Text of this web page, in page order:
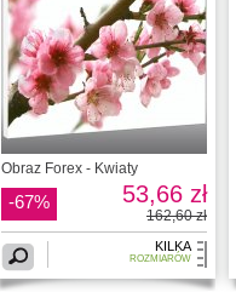
Obraz Forex - Kwiaty
-67% 53,66 zł
162,60 zł
KILKA
ROZMIARÓW